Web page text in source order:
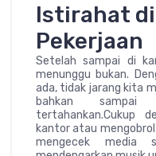
Istirahat
Pekerjaan
Setelah sampai di
menunggu bukan.
ada, tidak jarang kita
bahkan
tertahankan.Cukup
kantor atau
mengecek media